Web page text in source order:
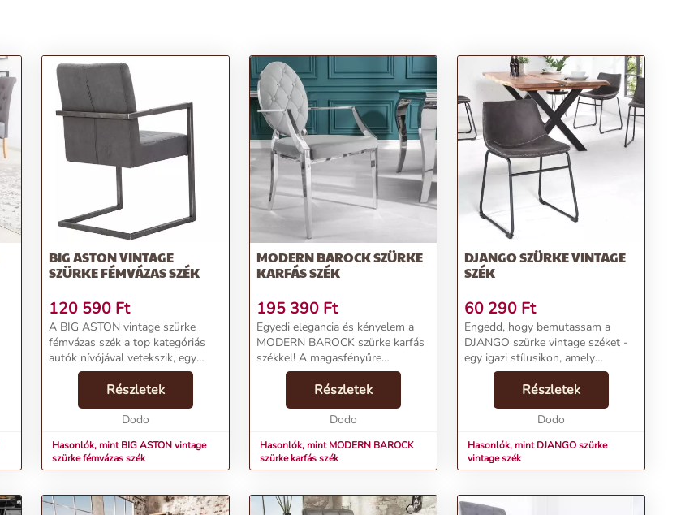
BIG ASTON VINTAGE
SZÜRKE FÉMVÁZAS SZÉK
120 590 Ft
A BIG ASTON vintage szürke
fémvázas szék a top kategóriás
autók nívójával vetekszik, egy
luxus autó mesteri külső és belső
tulajdonságait ötvözi. A
nemesfémből készült székváz
stílusos eleganciát tere...
Részletek
Dodo
Hasonlók, mint BIG ASTON vintage
szürke fémvázas szék
MODERN BAROCK SZÜRKE
KARFÁS SZÉK
195 390 Ft
Egyedi elegancia és kényelem a
MODERN BAROCK szürke karfás
székkel! A magasfényűre
polírozott rozsdamentes acél
lábak könnyedén támasztják alá a
puhára párnázott bársony támlát
és ülő részt. Formás és...
Részletek
Dodo
Hasonlók, mint MODERN BAROCK
szürke karfás szék
DJANGO SZÜRKE VINTAGE
SZÉK
60 290 Ft
Engedd, hogy bemutassam a
DJANGO szürke vintage széket -
egy igazi stílusikon, amely
tökéletes választás étkezőkbe,
hálószobákba és irodákba
egyaránt. A DJANGO szék elegáns
és kortalan megjelenésével ...
Részletek
Dodo
Hasonlók, mint DJANGO szürke
vintage szék